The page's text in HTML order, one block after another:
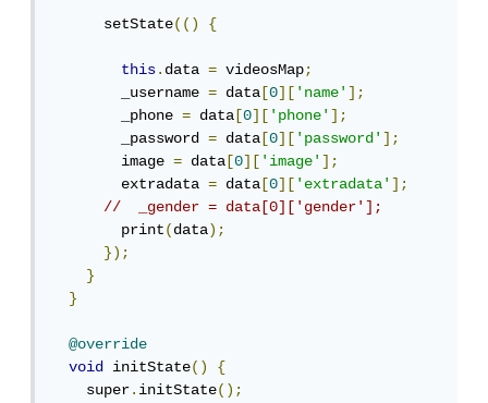
      setState
(() {
this.data = videosMap;
        _username
= data [0]['name'];
        _phone
= data [0]['phone'];
        _password
= data [0]['password'];
        image
= data [0]['image'];
        extradata
= data [0]['extradata'];
//  _gender = data[0]['gender'];
        print
(data);
});
}
}
@override
void initState()
{
    super
.initState();